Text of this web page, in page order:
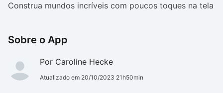
Construa mundos incríveis com poucos toques na tela
Sobre o App
Por Caroline Hecke
Atualizado em 20/10/2023 21h50min